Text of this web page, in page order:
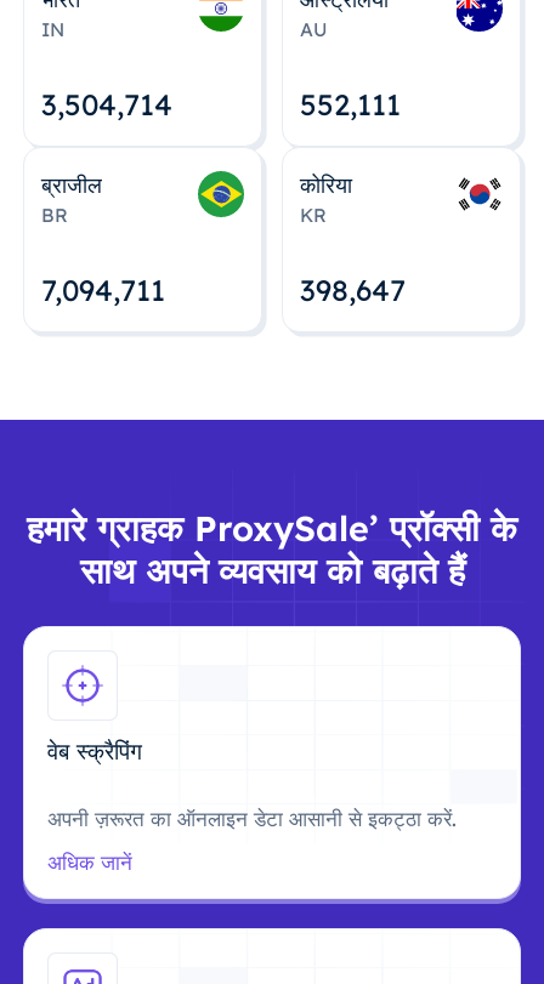
IN
3,504,715
AU
552,112
ब्राजील
BR
7,094,712
कोरिया
KR
398,648
हमारे ग्राहक ProxySale’ प्रॉक्सी के
साथ अपने व्यवसाय को बढ़ाते हैं
वेब स्क्रैपिंग
अपनी ज़रूरत का ऑनलाइन डेटा आसानी से इकट्ठा करें.
अधिक जानें